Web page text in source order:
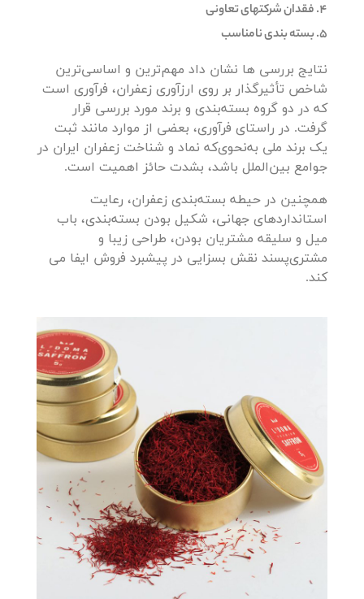
فقدان شرکتهای تعاونی
بسته بندی نامناسب
نتایج بررسی ها نشان داد مهم‌ترین و اساسی‌ترین
شاخص تأثیرگذار بر روی ارزآوری زعفران، فرآوری است
که در دو گروه بسته‌بندی و برند مورد بررسی قرار
گرفت. در راستای فرآوری، بعضی از موارد مانند ثبت
یک برند ملی به‌نحوی‌که نماد و شناخت زعفران ایران در
جوامع بین‌الملل باشد، بشدت حائز اهمیت است.
همچنین در حیطه بسته‌بندی زعفران، رعایت
استانداردهای جهانی، شکیل بودن بسته‌بندی، باب
میل و سلیقه مشتریان بودن، طراحی زیبا و
مشتری‌پسند نقش بسزایی در پیشبرد فروش ایفا می
کند.